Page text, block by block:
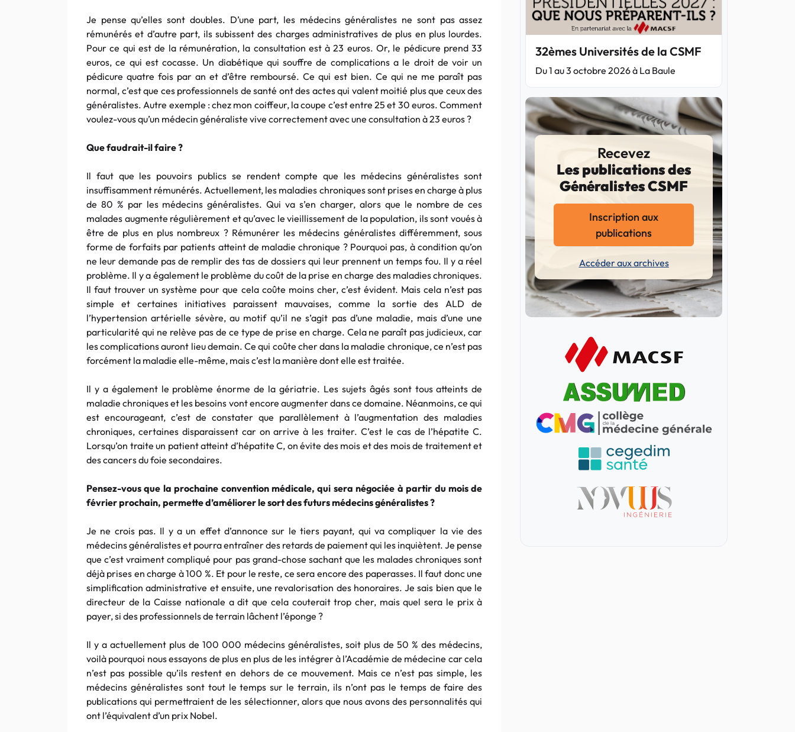
Je pense qu’elles sont doubles. D’une part, les médecins généralistes ne sont pas assez
rémunérés et d’autre part, ils subissent des charges administratives de plus en plus lourdes.
Pour ce qui est de la rémunération, la consultation est à 23 euros. Or, le pédicure prend 33
euros, ce qui est cocasse. Un diabétique qui souffre de complications a le droit de voir un
pédicure quatre fois par an et d’être remboursé. Ce qui est bien. Ce qui ne me paraît pas
normal, c’est que ces professionnels de santé ont des actes qui valent moitié plus que ceux des
généralistes. Autre exemple : chez mon coiffeur, la coupe c’est entre 25 et 30 euros. Comment
voulez-vous qu’un médecin généraliste vive correctement avec une consultation à 23 euros ?
Que faudrait-il faire ?
Il faut que les pouvoirs publics se rendent compte que les médecins généralistes sont
insuffisamment rémunérés. Actuellement, les maladies chroniques sont prises en charge à plus
de 80 % par les médecins généralistes. Qui va s’en charger, alors que le nombre de ces
malades augmente régulièrement et qu’avec le vieillissement de la population, ils sont voués à
être de plus en plus nombreux ? Rémunérer les médecins généralistes différemment, sous
forme de forfaits par patients atteint de maladie chronique ? Pourquoi pas, à condition qu’on
ne leur demande pas de remplir des tas de dossiers qui leur prennent un temps fou. Il y a réel
problème. Il y a également le problème du coût de la prise en charge des maladies chroniques.
Il faut trouver un système pour que cela coûte moins cher, c’est évident. Mais cela n’est pas
simple et certaines initiatives paraissent mauvaises, comme la sortie des ALD de
l’hypertension artérielle sévère, au motif qu’il ne s’agit pas d’une maladie, mais d’une une
particularité qui ne relève pas de ce type de prise en charge. Cela ne paraît pas judicieux, car
les complications auront lieu demain. Ce qui coûte cher dans la maladie chronique, ce n’est pas
forcément la maladie elle-même, mais c’est la manière dont elle est traitée.
Il y a également le problème énorme de la gériatrie. Les sujets âgés sont tous atteints de
maladie chroniques et les besoins vont encore augmenter dans ce domaine. Néanmoins, ce qui
est encourageant, c’est de constater que parallèlement à l’augmentation des maladies
chroniques, certaines disparaissent car on arrive à les traiter. C’est le cas de l’hépatite C.
Lorsqu’on traite un patient atteint d’hépatite C, on évite des mois et des mois de traitement et
des cancers du foie secondaires.
Pensez-vous que la prochaine convention médicale, qui sera négociée à partir du mois de
février prochain, permette d’améliorer le sort des futurs médecins généralistes ?
Je ne crois pas. Il y a un effet d’annonce sur le tiers payant, qui va compliquer la vie des
médecins généralistes et pourra entraîner des retards de paiement qui les inquiètent. Je pense
que c’est vraiment compliqué pour pas grand-chose sachant que les malades chroniques sont
déjà prises en charge à 100 %. Et pour le reste, ce sera encore des paperasses. Il faut donc une
simplification administrative et ensuite, une revalorisation des honoraires. Je sais bien que le
directeur de la Caisse nationale a dit que cela couterait trop cher, mais quel sera le prix à
payer, si des professionnels de terrain lâchent l’éponge ?
Il y a actuellement plus de 100 000 médecins généralistes, soit plus de 50 % des médecins,
voilà pourquoi nous essayons de plus en plus de les intégrer à l’Académie de médecine car cela
n’est pas possible qu’ils restent en dehors de ce mouvement. Mais ce n’est pas simple, les
médecins généralistes sont tout le temps sur le terrain, ils n’ont pas le temps de faire des
publications qui permettraient de les sélectionner, alors que nous avons des personnalités qui
ont l’équivalent d’un prix Nobel.
32èmes Universités de la CSMF
Du 1 au 3 octobre 2026 à La Baule
Recevez
Les publications des
Généralistes CSMF
Inscription aux
publications
Accéder aux archives